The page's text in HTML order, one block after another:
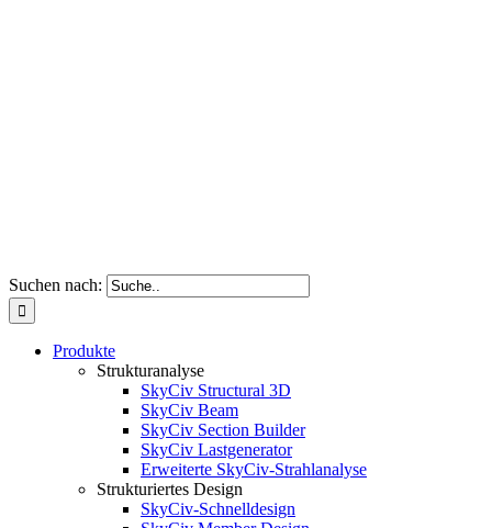
Suchen nach:
Produkte
Strukturanalyse
SkyCiv Structural 3D
SkyCiv Beam
SkyCiv Section Builder
SkyCiv Lastgenerator
Erweiterte SkyCiv-Strahlanalyse
Strukturiertes Design
SkyCiv-Schnelldesign